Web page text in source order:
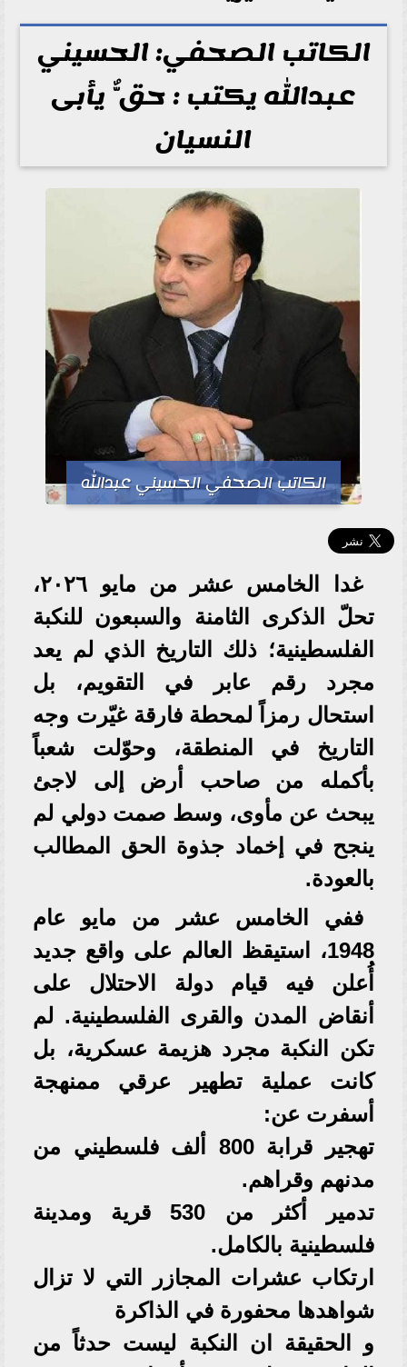
الكاتب الصحفي: الحسيني
عبدالله يكتب : ​حقٌّ يأبى
النسيان
الكاتب الصحفي الحسيني عبدالله
غدا الخامس عشر من مايو ٢٠٢٦،
تحلّ الذكرى الثامنة والسبعون للنكبة
الفلسطينية؛ ذلك التاريخ الذي لم يعد
مجرد رقم عابر في التقويم، بل
استحال رمزاً لمحطة فارقة غيّرت وجه
التاريخ في المنطقة، وحوّلت شعباً
بأكمله من صاحب أرض إلى لاجئ
يبحث عن مأوى، وسط صمت دولي لم
ينجح في إخماد جذوة الحق المطالب
بالعودة.
ف​في الخامس عشر من مايو عام
1948، استيقظ العالم على واقع جديد
أُعلن فيه قيام دولة الاحتلال على
أنقاض المدن والقرى الفلسطينية. لم
تكن النكبة مجرد هزيمة عسكرية، بل
كانت عملية تطهير عرقي ممنهجة
أسفرت عن:
​تهجير قرابة 800 ألف فلسطيني من
مدنهم وقراهم.
​تدمير أكثر من 530 قرية ومدينة
فلسطينية بالكامل.
​ارتكاب عشرات المجازر التي لا تزال
شواهدها محفورة في الذاكرة
و الحقيقة ان النكبة ليست حدثاً من